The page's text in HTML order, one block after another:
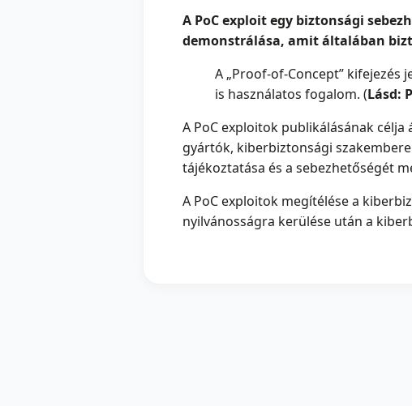
A PoC exploit egy biztonsági
demonstrálása, amit általában
A „Proof-of-Concept” kifejezés
is használatos fogalom. (Lásd:
A PoC exploitok publikálásának
gyártók, kiberbiztonsági
tájékoztatása és a sebezhetőségét
A PoC exploitok megítélése a
nyilvánosságra kerülése után a